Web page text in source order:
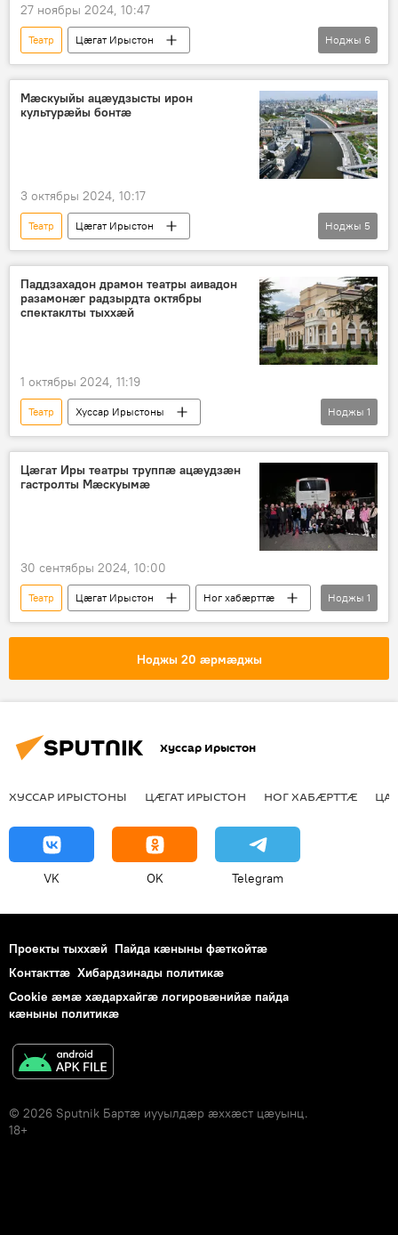
27 ноябры 2024, 10:47
Театр
Цӕгат Ирыстон
Хуссар Ирыстоны
Культурӕ
Аивад
Ног хабӕрттӕ
Ноджы 6
Мæскуыйы ацæудзысты ирон
культурæйы бонтæ
3 октябры 2024, 10:17
Театр
Цӕгат Ирыстон
Хуссар Ирыстоны
Уӕрӕсейы
Мæскуы
Ноджы 5
Паддзахадон драмон театры аивадон
разамонӕг радзырдта октябры
спектаклты тыххӕй
1 октябры 2024, 11:19
Театр
Хуссар Ирыстоны
Ног хабӕрттӕ
Аивад
Ноджы 1
Цæгат Иры театры труппæ ацæудзæн
гастролты Мæскуымæ
30 сентябры 2024, 10:00
Театр Цӕгат Ирыстон
Ног хабӕрттӕ
Культурӕ
Ноджы 1
Ноджы 20 ӕрмӕджы
Хуссар Ирыстон
ХУССАР ИРЫСТОНЫ ЦӔГАТ ИРЫСТОН НОГ ХАБӔРТТӔ
VK OK Telegram
Проекты тыххӕй Пайда кӕныны фӕткойтӕ
Контакттӕ Хибардзинады политикæ
Cookie æмæ хæдархайгæ логировæнийæ пайда
кæныны политикæ
© 2026 Sputnik Бартӕ иууылдӕр ӕххӕст цӕуынц.
18+